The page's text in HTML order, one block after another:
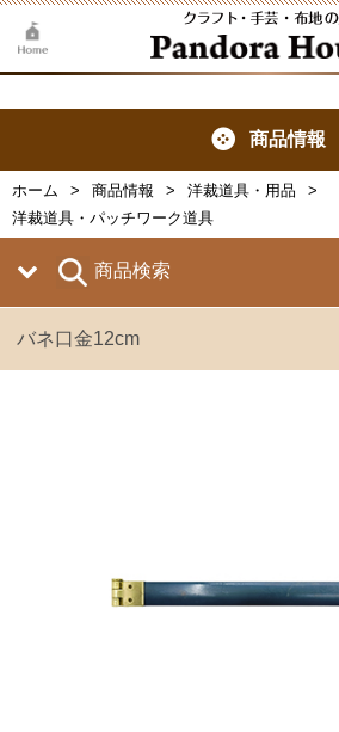
商品情報
ホーム 商品情報
洋裁道具・用品
洋裁道具・パッチワーク道具
商品検索
バネ口金12cm